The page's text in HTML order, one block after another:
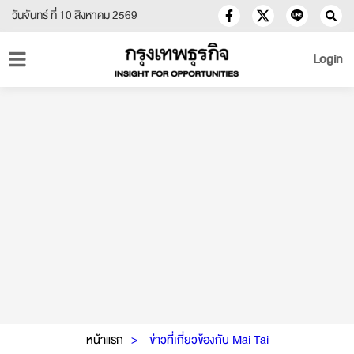
วันจันทร์ ที่ 10 สิงหาคม 2569
Login
หน้าแรก ข่าวที่เกี่ยวข้องกับ Mai Tai